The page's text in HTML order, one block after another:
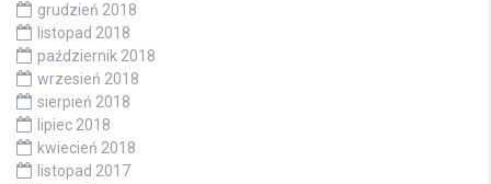
grudzień 2018
listopad 2018
październik 2018
wrzesień 2018
sierpień 2018
lipiec 2018
kwiecień 2018
listopad 2017